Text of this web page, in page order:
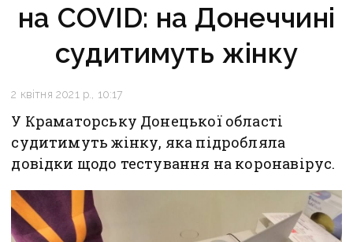
на COVID: на Донеччині
судитимуть жінку
2 квітня 2021 р., 10:17
У Краматорську Донецької області
судитимуть жінку, яка підробляла
довідки щодо тестування на коронавірус.